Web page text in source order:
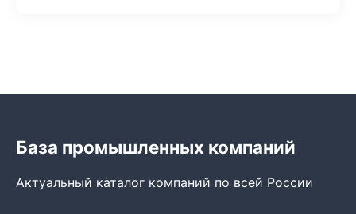
База промышленных компаний
Актуальный каталог компаний по всей России